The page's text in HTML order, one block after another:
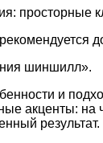
шиншилл».
и
акценты:
результат.